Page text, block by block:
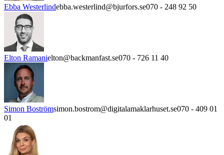
Ebba Westerlindebba.westerlind@bjurfors.se070 - 248 92 50
Elton Ramanielton@backmanfast.se070 - 726 11 40
Simon Boströmsimon.bostrom@digitalamaklarhuset.se070 - 409 01
01